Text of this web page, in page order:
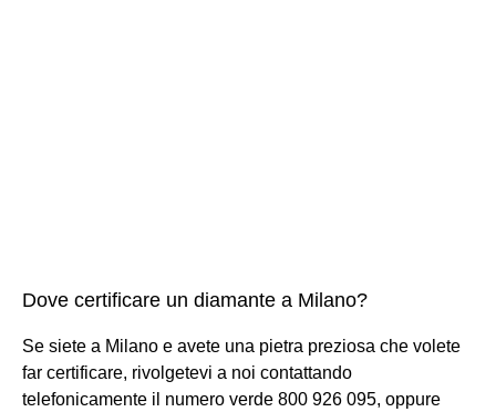
Dove certificare un diamante a Milano?
Se siete a Milano e avete una pietra preziosa che volete
far certificare, rivolgetevi a noi contattando
telefonicamente il numero verde 800 926 095, oppure